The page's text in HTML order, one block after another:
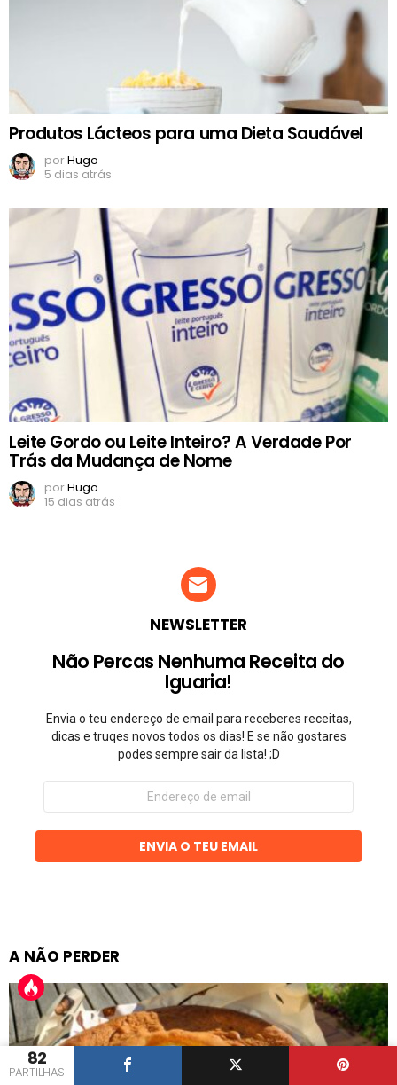
82
PARTILHAS
Produtos Lácteos para uma Dieta Saudável
porHugo
5 dias atrás
Leite Gordo ou Leite Inteiro? A Verdade Por
Trás da Mudança de Nome
porHugo
15 dias atrás
NEWSLETTER
Não Percas Nenhuma Receita do
Iguaria!
Envia o teu endereço de email para receberes receitas,
dicas e truqes novos todos os dias! E se não gostares
podes sempre sair da lista! ;D
Endereço
email
ENVIA O TEU EMAIL
A NÃO PERDER